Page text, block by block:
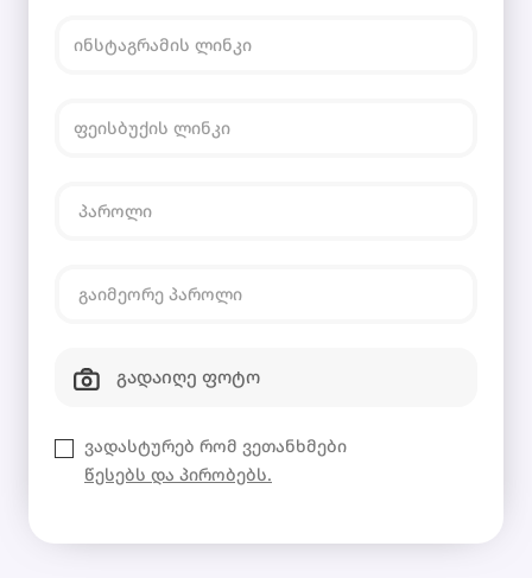
გადაიღე ფოტო
ვადასტურებ რომ ვეთანხმები
წესებს და პირობებს.